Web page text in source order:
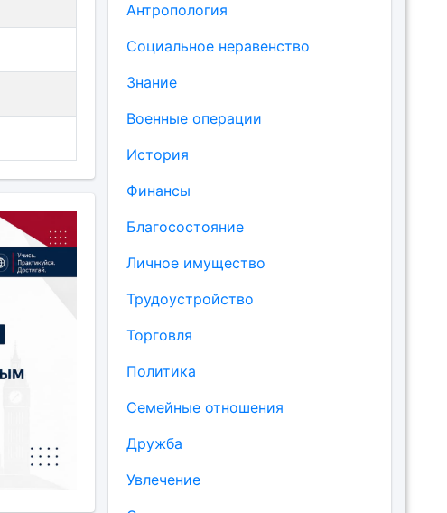
Антропология
Социальное неравенство
Знание
Военные операции
История
Финансы
Благосостояние
Личное имущество
Трудоустройство
Торговля
Политика
Семейные отношения
Дружба
Увлечение